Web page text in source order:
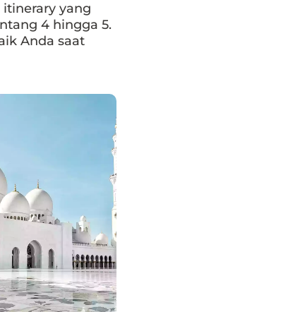
yang
4 hingga 5.
Anda saat